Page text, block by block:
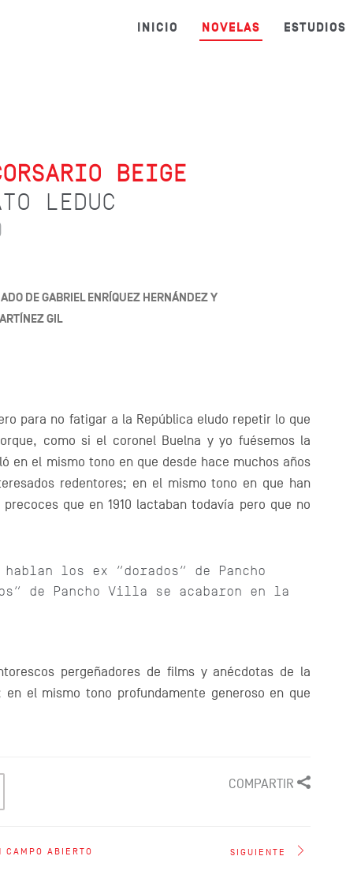
INICIO NOVELAS ESTUDIOS
BEIGE
LEDUC
DE GABRIEL ENRÍQUEZ HERNÁNDEZ Y
GIL
para no fatigar a la República eludo repetir lo que
como si el coronel Buelna y yo fuésemos la
en el mismo tono en que desde hace muchos años
redentores; en el mismo tono en que han
que en 1910 lactaban todavía pero que no
los ex “dorados” de Pancho
de Pancho Villa se acabaron en la
pergeñadores de films y anécdotas de la
el mismo tono profundamente generoso en que
COMPARTIR
CAMPO ABIERTO SIGUIENTE